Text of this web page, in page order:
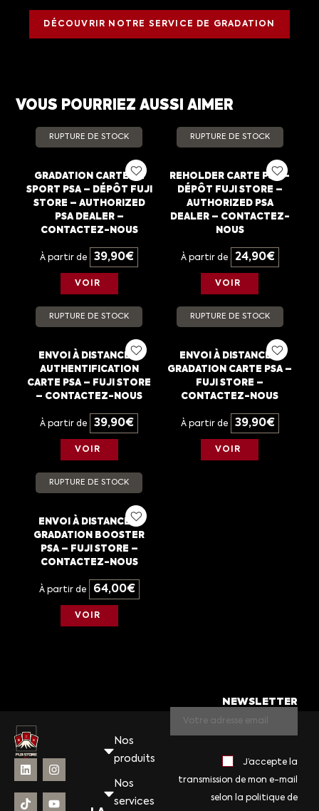
DÉCOUVRIR NOTRE SERVICE DE GRADATION
VOUS POURRIEZ AUSSI AIMER
RUPTURE DE STOCK
GRADATION CARTE DE
SPORT PSA – DÉPÔT FUJI
STORE – AUTHORIZED
PSA DEALER –
CONTACTEZ-NOUS
À partir de 39,90€
VOIR
RUPTURE DE STOCK
REHOLDER CARTE PSA –
DÉPÔT FUJI STORE –
AUTHORIZED PSA
DEALER – CONTACTEZ-
NOUS
À partir de 24,90€
VOIR
RUPTURE DE STOCK
ENVOI À DISTANCE –
AUTHENTIFICATION
CARTE PSA – FUJI STORE
– CONTACTEZ-NOUS
À partir de 39,90€
VOIR
RUPTURE DE STOCK
ENVOI À DISTANCE –
GRADATION CARTE PSA –
FUJI STORE –
CONTACTEZ-NOUS
À partir de 39,90€
VOIR
RUPTURE DE STOCK
ENVOI À DISTANCE –
GRADATION BOOSTER
PSA – FUJI STORE –
CONTACTEZ-NOUS
À partir de 64,00€
VOIR
Nos
produits
Nos
services
NEWSLETTER
J’accepte la
transmission de mon e-mail
selon la politique de